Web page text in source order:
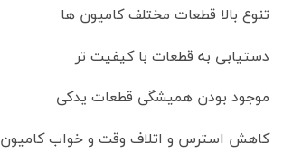
تنوع بالا قطعات مختلف کامیون ها
دستیابی به قطعات با کیفیت تر
موجود بودن همیشگی قطعات یدکی
کاهش استرس و اتلاف وقت و خواب کامیون